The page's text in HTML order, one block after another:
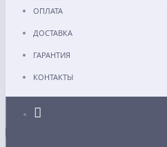
ОПЛАТА
ДОСТАВКА
ГАРАНТИЯ
КОНТАКТЫ